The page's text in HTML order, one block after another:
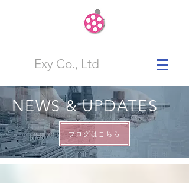
Exy Co., Ltd
NEWS & UPDATES
ブログはこちら